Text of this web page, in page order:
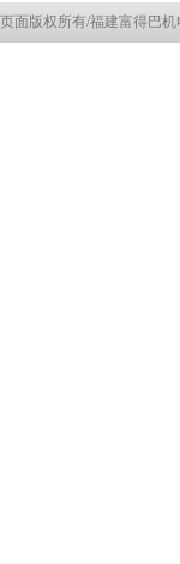
页面版权所有/福建富得巴机